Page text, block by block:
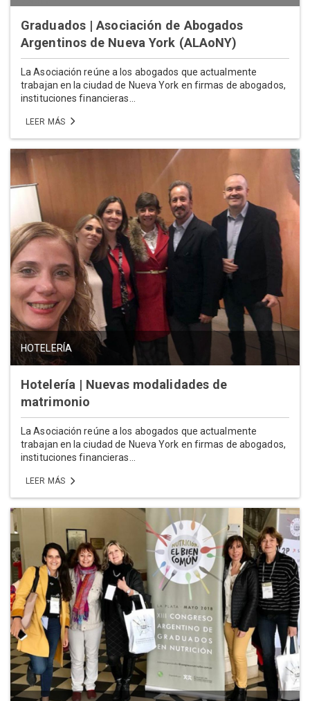
Graduados | Asociación de Abogados
Argentinos de Nueva York (ALAoNY)
La Asociación reúne a los abogados que actualmente
trabajan en la ciudad de Nueva York en firmas de abogados,
instituciones financieras...
LEER MÁS
HOTELERÍA
Hotelería | Nuevas modalidades de
matrimonio
La Asociación reúne a los abogados que actualmente
trabajan en la ciudad de Nueva York en firmas de abogados,
instituciones financieras...
LEER MÁS